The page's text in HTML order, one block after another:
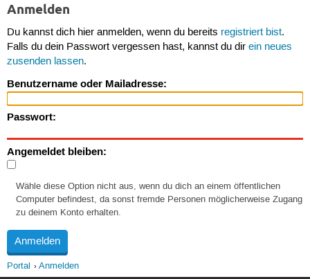
Anmelden
Du kannst dich hier anmelden, wenn du bereits registriert bist.
Falls du dein Passwort vergessen hast, kannst du dir ein neues
zusenden lassen.
Benutzername oder Mailadresse:
Passwort:
Angemeldet bleiben:
Wähle diese Option nicht aus, wenn du dich an einem öffentlichen
Computer befindest, da sonst fremde Personen möglicherweise Zugang
zu deinem Konto erhalten.
Portal Anmelden